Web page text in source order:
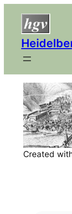
Created